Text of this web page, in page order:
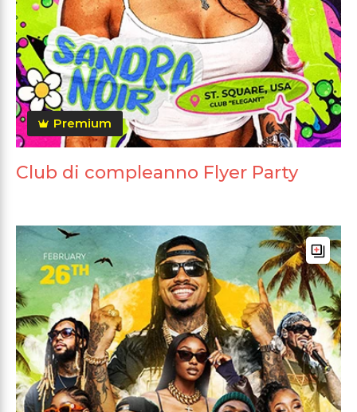
Premium
Club di compleanno Flyer Party